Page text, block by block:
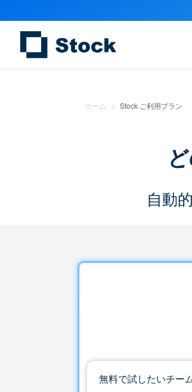
ホーム > Stock ご利用プラン
自動
無料で試したいチー